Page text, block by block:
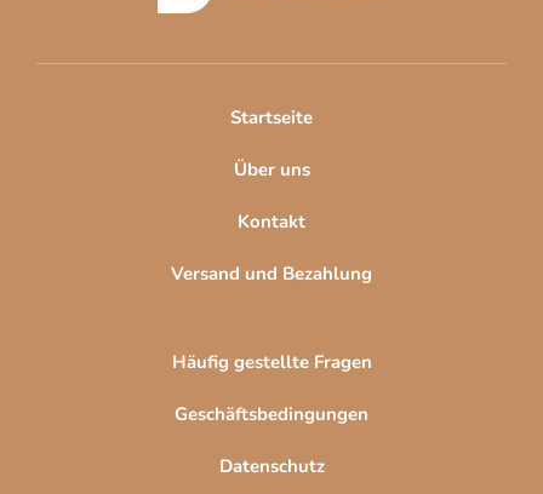
Startseite
Über uns
Kontakt
Versand und Bezahlung
Häufig gestellte Fragen
Geschäftsbedingungen
Datenschutz